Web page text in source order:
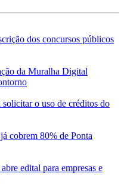
dos concursos públicos
da Muralha Digital
o uso de créditos do
cobrem 80% de Ponta
edital para empresas e